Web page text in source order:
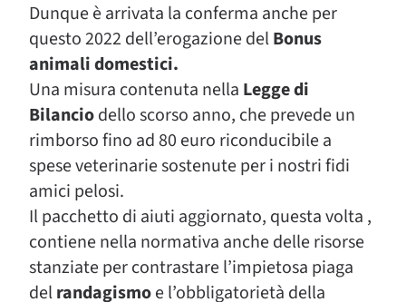
Dunque è arrivata la conferma anche per
questo 2022 dell’erogazione delBonus
animali domestici.
Una misura contenuta nella Legge di
Bilanciodello scorso anno, che prevede un
rimborso fino ad 80 euro riconducibile a
spese veterinarie sostenute per i nostri fidi
amici pelosi.
Il pacchetto di aiuti aggiornato, questa volta ,
contiene nella normativa anche delle risorse
stanziate per contrastare l’impietosa piaga
delrandagismoe l’obbligatorietà della